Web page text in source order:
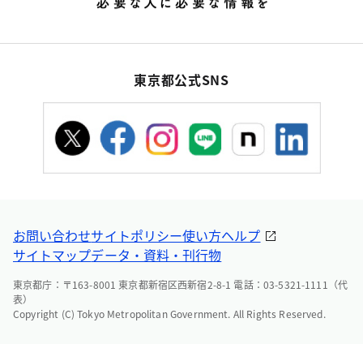
東京都公式SNS
お問い合わせサイトポリシー使い方ヘルプ
サイトマップデータ・資料・刊行物
東京都庁：〒163-8001 東京都新宿区西新宿2-8-1 電話：03-5321-1111（代
表）
Copyright (C) Tokyo Metropolitan Government. All Rights Reserved.